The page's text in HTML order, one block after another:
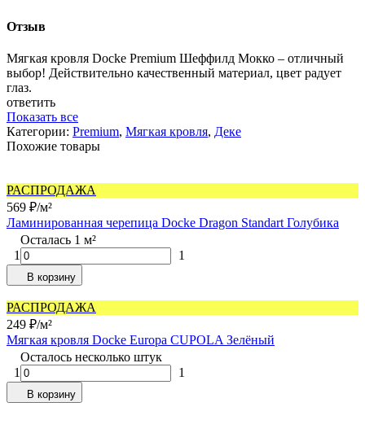
Отзыв
Мягкая кровля Docke Premium Шеффилд Мокко – отличный
выбор! Действительно качественный материал, цвет радует
глаз.
ответить
Показать все
Категории: Premium, Мягкая кровля, Деке
Похожие товары
РАСПРОДАЖА
569 ₽/м²
Ламинированная черепица Docke Dragon Standart Голубика
Осталась 1 м²
1
1
В корзину
РАСПРОДАЖА
249 ₽/м²
Мягкая кровля Docke Europa СUPOLA Зелёный
Осталось несколько штук
1
1
В корзину